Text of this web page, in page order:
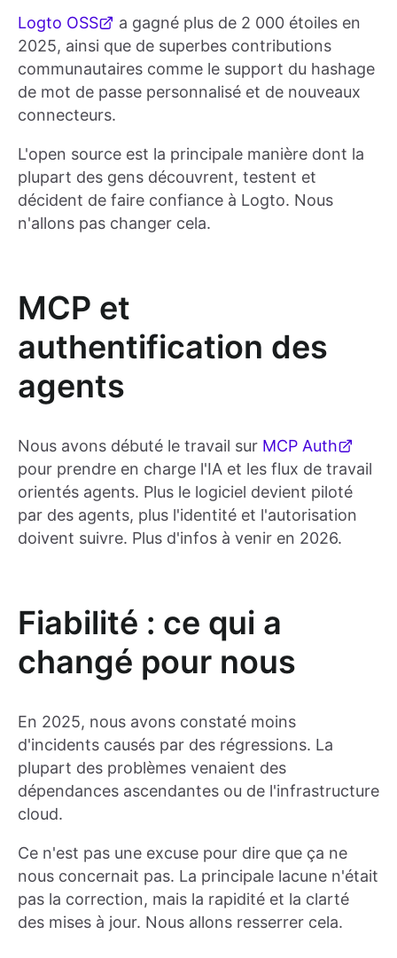
Logto OSS
a gagné plus de 2 000 étoiles en
2025, ainsi que de superbes contributions
communautaires comme le support du hashage
de mot de passe personnalisé et de nouveaux
connecteurs.
L'open source est la principale manière dont la
plupart des gens découvrent, testent et
décident de faire confiance à Logto. Nous
n'allons pas changer cela.
MCP et
authentification des
agents
Nous avons débuté le travail sur MCP Auth
pour prendre en charge l'IA et les flux de travail
orientés agents. Plus le logiciel devient piloté
par des agents, plus l'identité et l'autorisation
doivent suivre. Plus d'infos à venir en 2026.
Fiabilité : ce qui a
changé pour nous
En 2025, nous avons constaté moins
d'incidents causés par des régressions. La
plupart des problèmes venaient des
dépendances ascendantes ou de l'infrastructure
cloud.
Ce n'est pas une excuse pour dire que ça ne
nous concernait pas. La principale lacune n'était
pas la correction, mais la rapidité et la clarté
des mises à jour. Nous allons resserrer cela.